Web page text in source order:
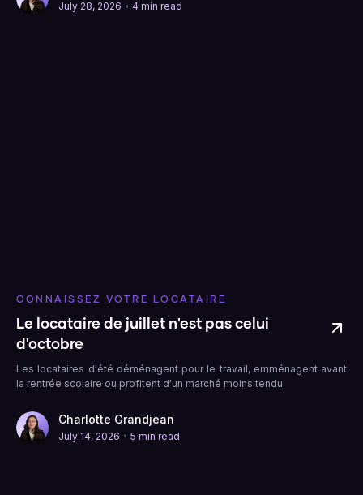
July 28, 2026 • 4 min read
CONNAISSEZ VOTRE LOCATAIRE
Le locataire de juillet n'est pas celui
d'octobre
Les locataires d'été déménagent pour le travail, emménagent avant
la rentrée scolaire ou profitent d'un marché moins tendu.
Charlotte Grandjean
July 14, 2026 • 5 min read